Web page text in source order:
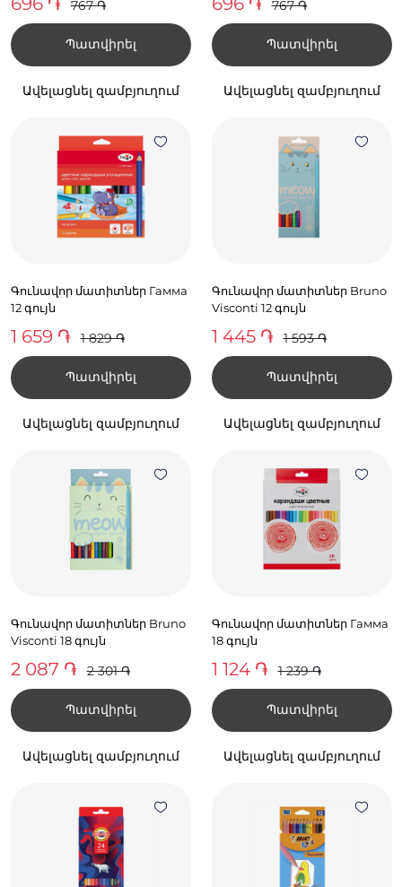
767 ֏
Պատվիրել
Ավելացնել զամբյուղում
767 ֏
Պատվիրել
Ավելացնել զամբյուղում
Գունավոր մատիտներ Гамма
12 գույն
1 659 ֏ 1 829 ֏
Պատվիրել
Ավելացնել զամբյուղում
Գունավոր մատիտներ Bruno
Visconti 12 գույն
1 445 ֏ 1 593 ֏
Պատվիրել
Ավելացնել զամբյուղում
Գունավոր մատիտներ Bruno
Visconti 18 գույն
2 087 ֏ 2 301 ֏
Պատվիրել
Ավելացնել զամբյուղում
Գունավոր մատիտներ Гамма
18 գույն
1 124 ֏ 1 239 ֏
Պատվիրել
Ավելացնել զամբյուղում